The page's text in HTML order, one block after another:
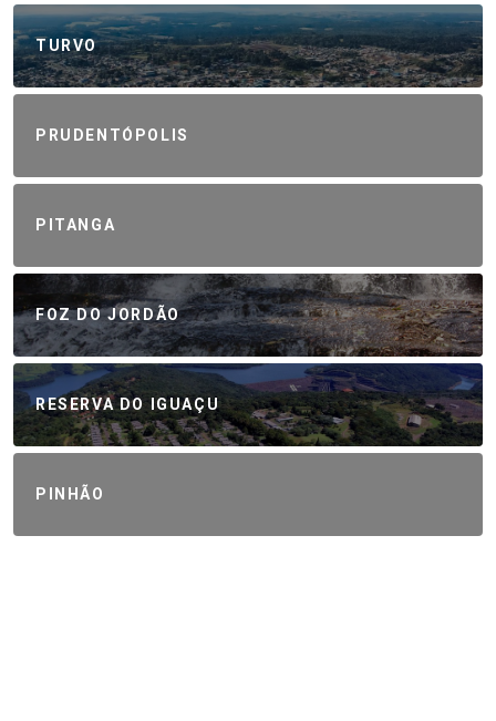
TURVO
PRUDENTÓPOLIS
PITANGA
FOZ DO JORDÃO
RESERVA DO IGUAÇU
PINHÃO